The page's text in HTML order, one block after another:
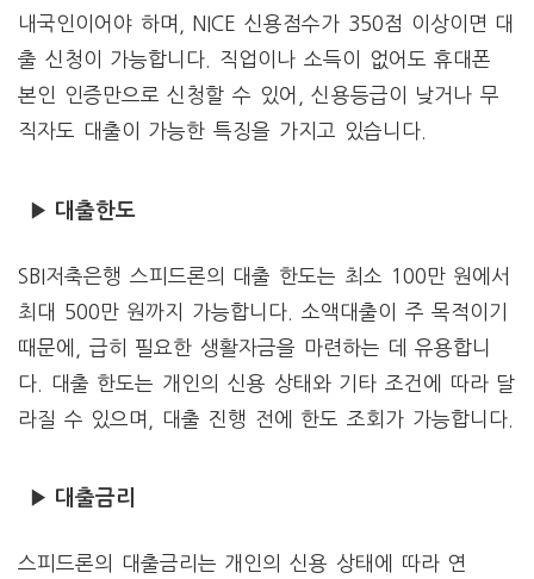
내국인이어야 하며, NICE 신용점수가 350점 이상이면 대
출 신청이 가능합니다. 직업이나 소득이 없어도 휴대폰
본인 인증만으로 신청할 수 있어, 신용등급이 낮거나 무
직자도 대출이 가능한 특징을 가지고 있습니다.
▶ 대출한도
SBI저축은행 스피드론의 대출 한도는 최소 100만 원에서
최대 500만 원까지 가능합니다. 소액대출이 주 목적이기
때문에, 급히 필요한 생활자금을 마련하는 데 유용합니
다. 대출 한도는 개인의 신용 상태와 기타 조건에 따라 달
라질 수 있으며, 대출 진행 전에 한도 조회가 가능합니다.
▶ 대출금리
스피드론의 대출금리는 개인의 신용 상태에 따라 연